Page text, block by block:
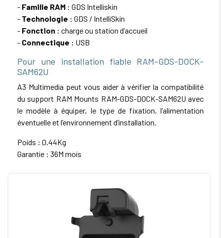
- Famille RAM : GDS Intelliskin
- Technologie : GDS / IntelliSkin
- Fonction : charge ou station d’accueil
- Connectique : USB
Pour une installation fiable RAM-GDS-DOCK-
SAM62U
A3 Multimedia peut vous aider à vérifier la compatibilité
du support RAM Mounts RAM-GDS-DOCK-SAM62U avec
le modèle à équiper, le type de fixation, l’alimentation
éventuelle et l’environnement d’installation.
Poids : 0.44Kg
Garantie : 36M mois